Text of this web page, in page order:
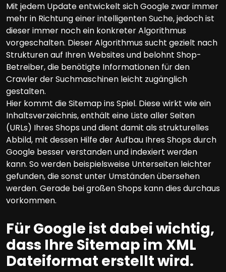
Mit jedem Update entwickelt sich Google zwar immer
mehr in Richtung einer intelligenten Suche, jedoch ist
dieser immer noch ein konkreter Algorithmus
vorgeschalten. Dieser Algorithmus sucht gezielt nach
Strukturen auf Ihren Websites und belohnt Shop-
Betreiber, die benötigte Informationen für den
Crawler der Suchmaschinen leicht zugänglich
gestalten.
Hier kommt die Sitemap ins Spiel. Diese wirkt wie ein
Inhaltsverzeichnis, enthält eine Liste aller Seiten
(URLs) Ihres Shops und dient damit als strukturelles
Abbild, mit dessen Hilfe der Aufbau Ihres Shops durch
Google besser verstanden und indexiert werden
kann. So werden beispielsweise Unterseiten leichter
gefunden, die sonst unter Umständen übersehen
werden. Gerade bei großen Shops kann dies durchaus
vorkommen.
Für Google ist dabei wichtig,
dass Ihre Sitemap im XML
Dateiformat erstellt wird.